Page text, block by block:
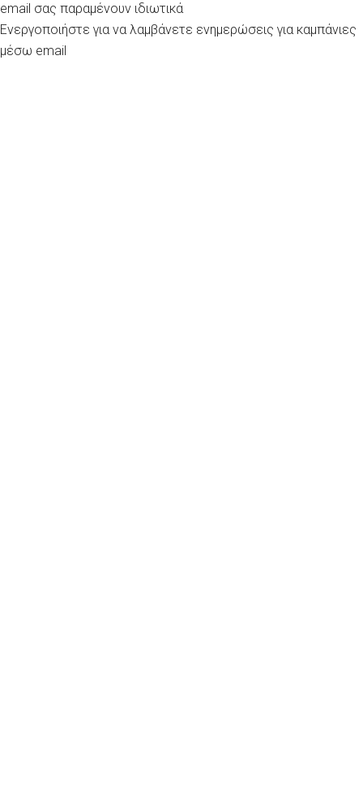
email σας παραμένουν ιδιωτικά
Ενεργοποιήστε για να λαμβάνετε ενημερώσεις για καμπάνιες
μέσω email